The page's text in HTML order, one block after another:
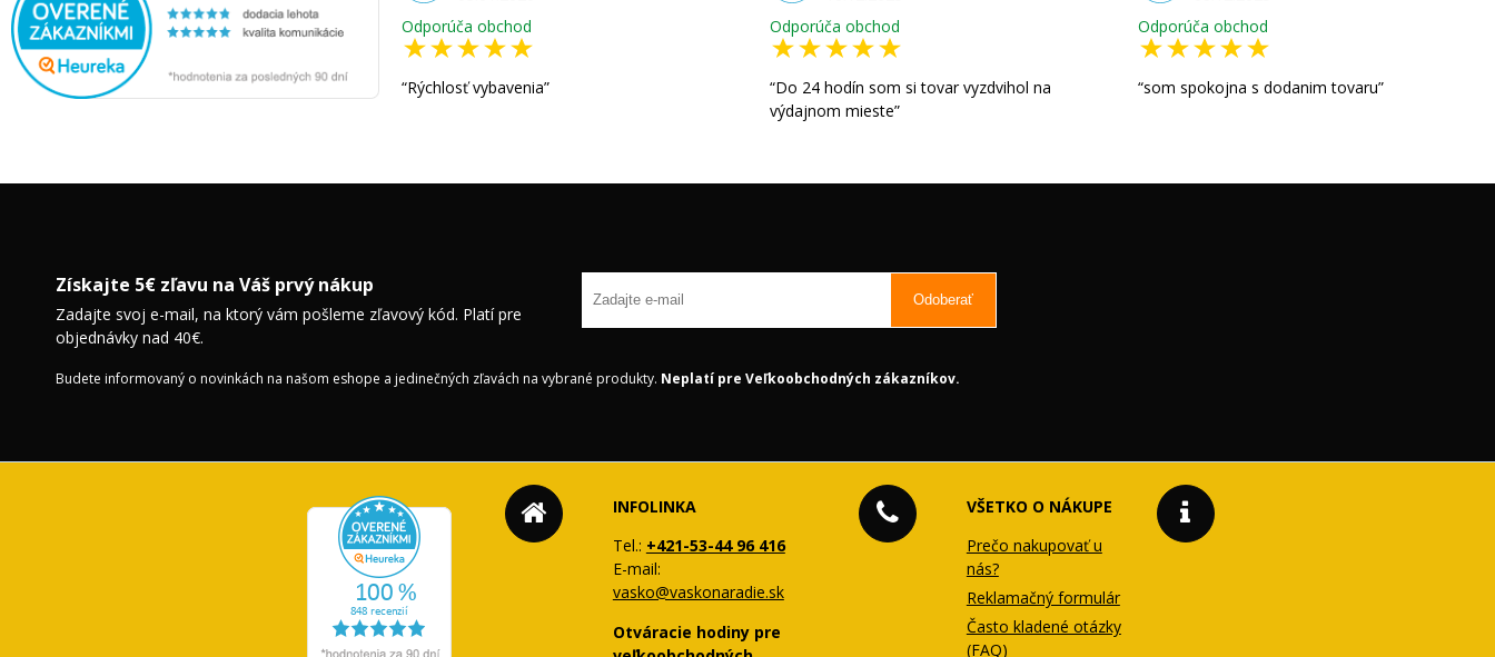
Odporúča obchod
Rýchlosť vybavenia
Odporúča obchod
Do 24 hodín som si tovar vyzdvihol na
výdajnom mieste
Odporúča obchod
som spokojna s dodanim tovaru
Získajte 5€ zľavu na Váš prvý nákup
Zadajte svoj e-mail, na ktorý vám pošleme zľavový kód. Platí pre
objednávky nad 40€.
Odoberať
Budete informovaný o novinkách na našom eshope a jedinečných zľavách na vybrané produkty. Neplatí pre Veľkoobchodných zákazníkov.
INFOLINKA
Tel.: +421-53-44 96 416
E-mail:
vasko@vaskonaradie.sk
Otváracie hodiny pre
VŠETKO O NÁKUPE
Prečo nakupovať u
nás?
Reklamačný formulár
Často kladené otázky
(FAQ)